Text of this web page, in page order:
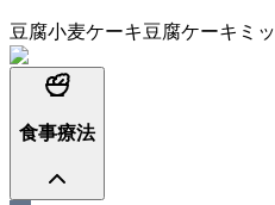
豆腐小麦ケーキ豆腐ケーキミ
食事療法